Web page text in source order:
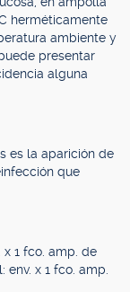
herméticamente
ambiente y
presentar
alguna
es la aparición de
que
x 1 fco. amp. de
x 1 fco. amp.